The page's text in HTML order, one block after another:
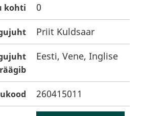
kohti 0
Priit Kuldsaar
räägib
Eesti, Vene, Inglise
260415011